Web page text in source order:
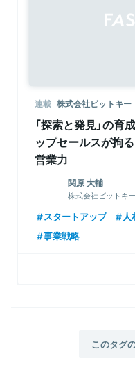
連載 株式会社ビットキー
「探索と発見」の
ップセールスが拘
営業力
関原 大輔
株式会社ビットキ
スタートアップ 人
事業戦略
このタグ